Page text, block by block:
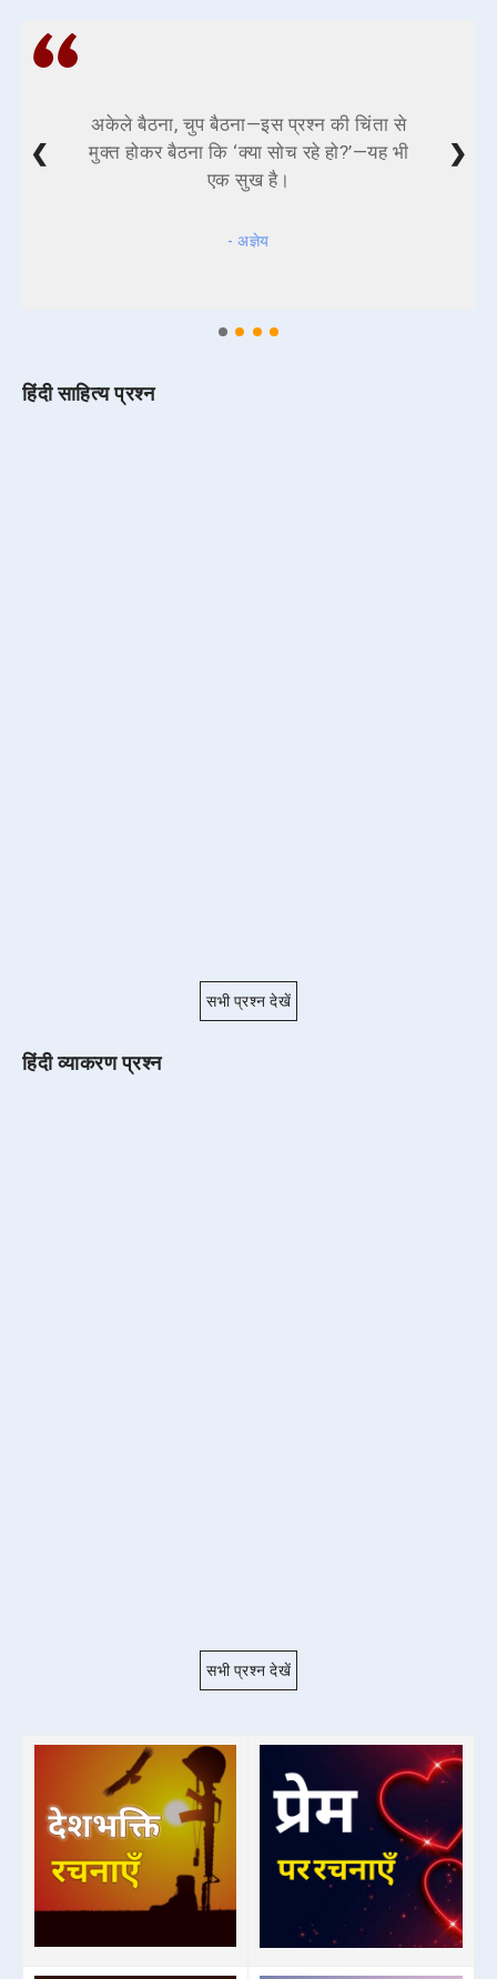
अकेले बैठना, चुप बैठना—इस प्रश्न की चिंता से
मुक्त होकर बैठना कि ‘क्या सोच रहे हो?’—यह भी
एक सुख है।
- अज्ञेय
❮ ❯
हिंदी साहित्य प्रश्न
सभी प्रश्न देखें
हिंदी व्याकरण प्रश्न
सभी प्रश्न देखें